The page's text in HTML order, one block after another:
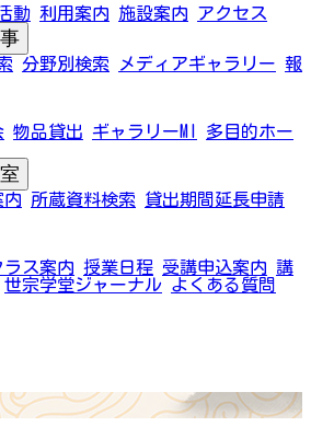
動 利用案内 施設案内 アクセス
分野別検索 メディアギャラリー 報
物品貸出 ギャラリーMI
多目的ホー
内 所蔵資料検索
貸出期間延長申請
ラス案内 授業日程 受講申込案内 講
世宗学堂ジャーナル よくある質問